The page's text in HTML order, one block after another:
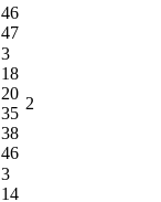
46
47
3
18
20
35
38
46
2
3
14